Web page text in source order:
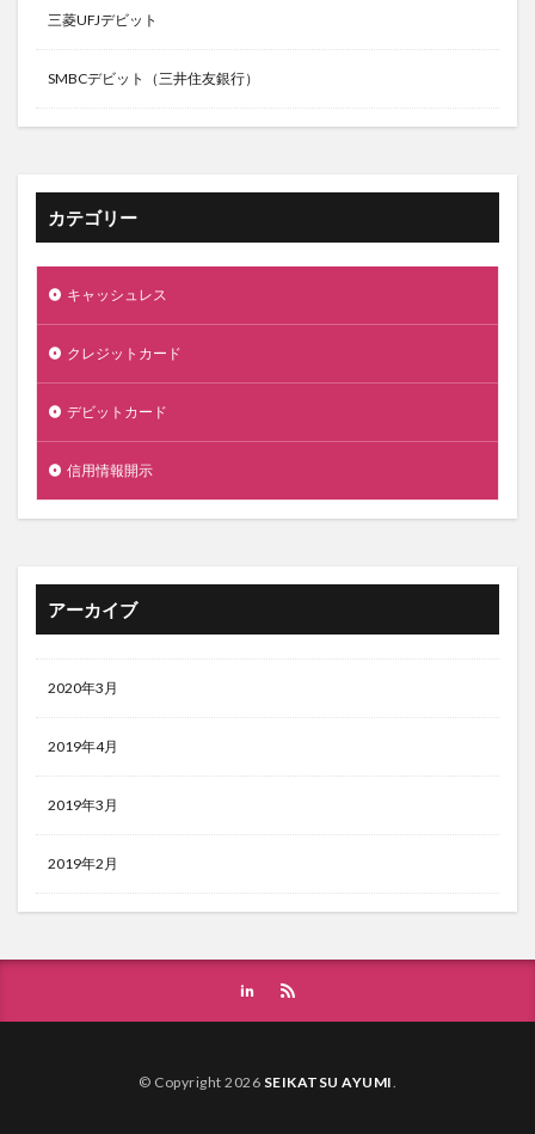
三菱UFJデビット
SMBCデビット（三井住友銀行）
カテゴリー
キャッシュレス
クレジットカード
デビットカード
信用情報開示
アーカイブ
2020年3月
2019年4月
2019年3月
2019年2月
© Copyright 2026 SEIKATSU AYUMI